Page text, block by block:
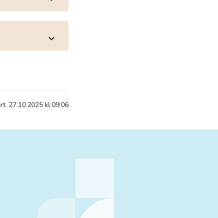
expand_more
27.10.2025 kl.09:06